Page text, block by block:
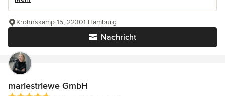
Nachricht
Krohnskamp 15, 22301 Hamburg
mariestriewe GmbH